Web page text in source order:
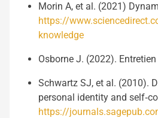
Morin A, et al. (2021)
https://
knowledge
Osborne J. (2022).
Schwartz SJ, et al. (2010).
personal identity and
https://